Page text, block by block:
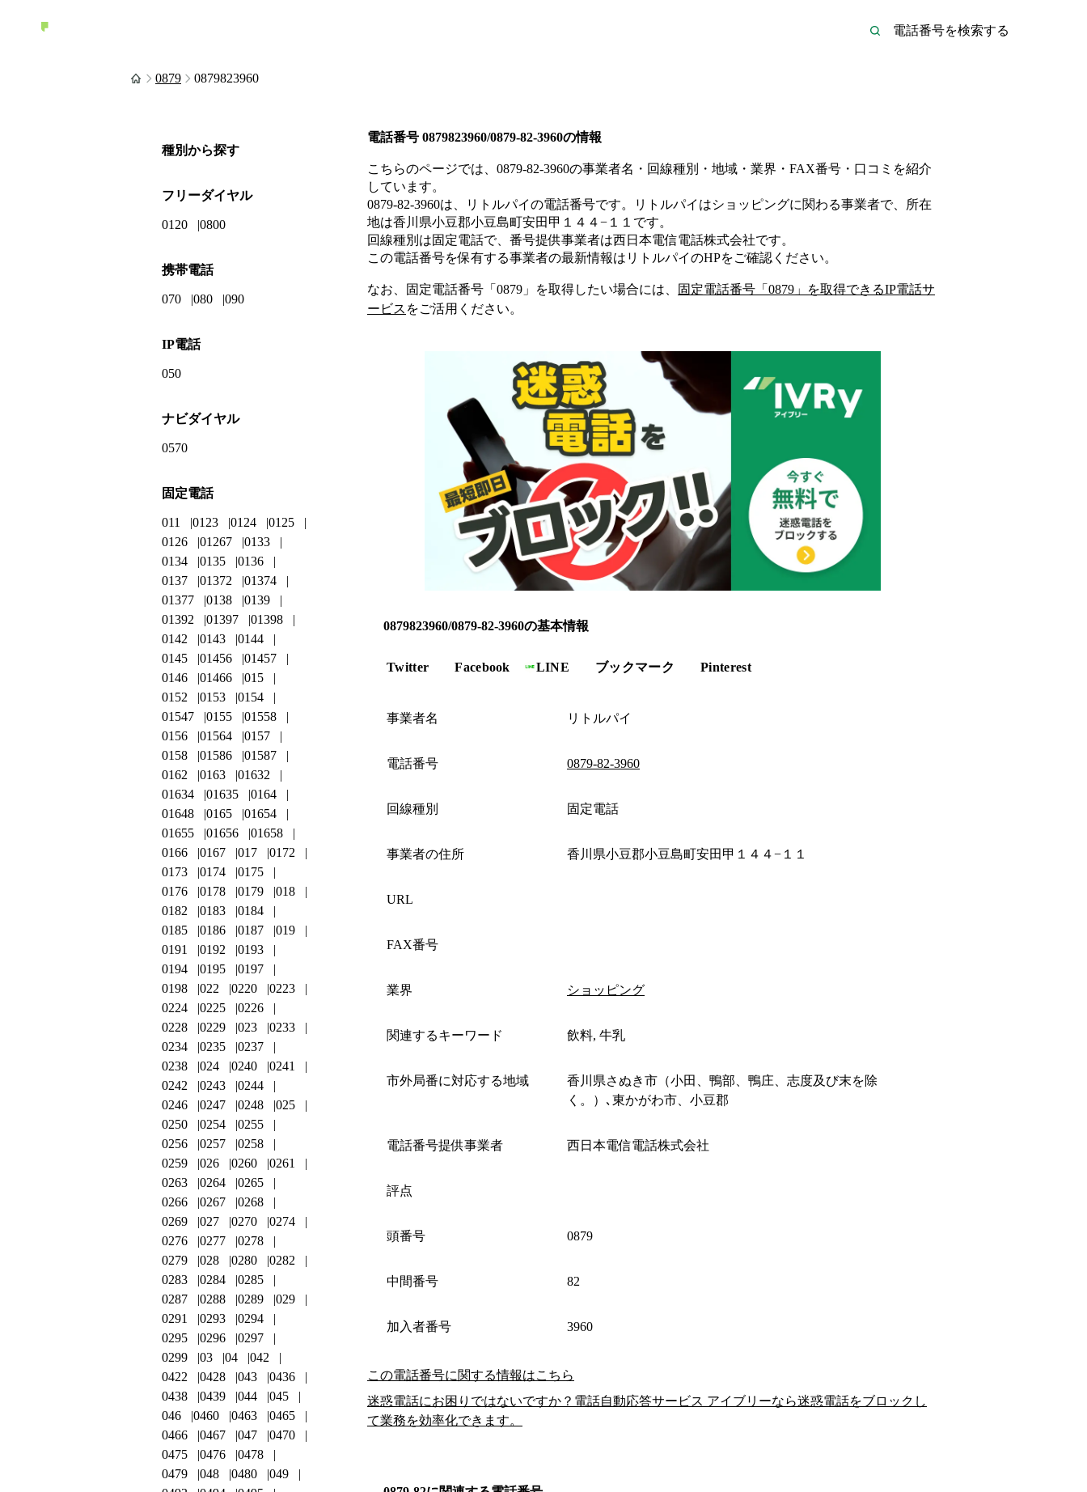
0879 0879823960
電話番号 0879823960/0879-82-3960の情報
こちらのページでは、 0879-82-3960の事業者名・回線種別・地域・業界・FAX番号・口コミを紹介
しています。
0879-82-3960は、 リトルパイの電話番号です。 リトルパイはショッピングに関わる事業者で、所在
地は香川県小豆郡小豆島町安田甲１４４−１１ です。
回線種別は固定電話で、番号提供事業者は西日本電信電話株式会社です。
この電話番号を保有する事業者の最新情報は リトルパイのHPをご確認ください。
なお、固定電話番号「 0879 」を取得したい場合には、 固定電話番号「 0879 」を取得できるIP電話サ
ービス をご活用ください。
0879823960/0879-82-3960の基本情報
Twitter Facebook LINE ブックマーク Pinterest
事業者名 リトルパイ
電話番号 0879-82-3960
回線種別 固定電話
事業者の住所 香川県小豆郡小豆島町安田甲１４４−１１
URL
FAX番号
業界 ショッピング
関連するキーワード 飲料, 牛乳
市外局番に対応する地域
香川県さぬき市（小田、鴨部、鴨庄、志度及び末を除
く。）､東かがわ市、小豆郡
電話番号提供事業者 西日本電信電話株式会社
評点
頭番号 0879
中間番号 82
加入者番号 3960
この電話番号に関する情報はこちら
迷惑電話にお困りではないですか？電話自動応答サービス アイブリーなら迷惑電話をブロックし
て業務を効率化できます。
種別から探す
フリーダイヤル
0120 0800
携帯電話
070 080 090
IP電話
050
ナビダイヤル
0570
固定電話
011 0123 0124
0125
0126
01267
0133
0134
0135
0136
0137
01372
01374
01377
0138
0139
01392
01397
01398
0142
0143
0144
0145
01456
01457
0146
01466
015
0152
0153
0154
01547
0155
01558
0156
01564
0157
0158
01586
01587
0162
0163
01632
01634
01635
0164
01648
0165
01654
01655
01656
01658
0166
0167 017
0172
0173
0174
0175
0176
0178 0179
018
0182
0183
0184
0185
0186 0187
019
0191
0192
0193
0194
0195
0197
0198
022 0220
0223
0224
0225
0226
0228
0229 023
0233
0234
0235
0237
0238
024 0240
0241
0242
0243
0244
0246
0247 0248
025
0250
0254
0255
0256
0257
0258
0259
026 0260
0261
0263
0264
0265
0266
0267
0268
0269
027 0270
0274
0276
0277
0278
0279
028 0280
0282
0283
0284
0285
0287
0288 0289
029
0291
0293
0294
0295
0296
0297
0299
03 04
042
0422
0428 043
0436
0438
0439 044
045
046
0460 0463
0465
0466
0467 047
0470
0475
0476
0478
0479
048 0480
049